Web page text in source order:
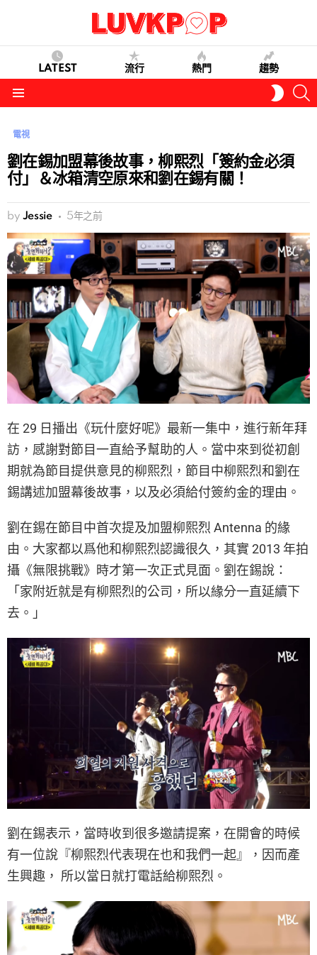
LATEST 流行 熱門 趨勢
SKIN
電視
劉在錫加盟幕後故事，柳熙烈「簽約金必須
付」＆冰箱清空原來和劉在錫有關！
by Jessie 5年之前
在 29 日播出《玩什麼好呢》最新一集中，進行新年拜
訪，感謝對節目一直給予幫助的人。當中來到從初創
期就為節目提供意見的柳熙烈，節目中柳熙烈和劉在
錫講述加盟幕後故事，以及必須給付簽約金的理由。
劉在錫在節目中首次提及加盟柳熙烈 Antenna 的緣
由。大家都以爲他和柳熙烈認識很久，其實 2013 年拍
攝《無限挑戰》時才第一次正式見面。劉在錫說：
「家附近就是有柳熙烈的公司，所以緣分一直延續下
去。」
劉在錫表示，當時收到很多邀請提案，在開會的時候
有一位說『柳熙烈代表現在也和我們一起』，因而產
生興趣， 所以當日就打電話給柳熙烈。